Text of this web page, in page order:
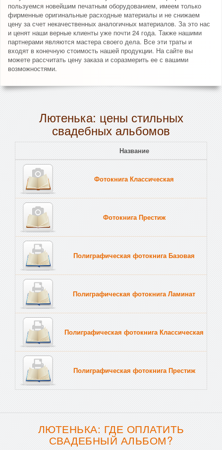
пользуемся новейшим печатным оборудованием, имеем только
фирменные оригинальные расходные материалы и не снижаем
цену за счет некачественных аналогичных материалов. За это нас
и ценят наши верные клиенты уже почти 24 года. Также нашими
партнерами являются мастера своего дела. Все эти траты и
входят в конечную стоимость нашей продукции. На сайте вы
можете рассчитать цену заказа и соразмерить ее с вашими
возможностями.
Лютенька: цены стильных
свадебных альбомов
Название
Фотокнига Классическая
Фотокнига Престиж
Полиграфическая фотокнига Базовая
Полиграфическая фотокнига Ламинат
Полиграфическая фотокнига Классическая
Полиграфическая фотокнига Престиж
ЛЮТЕНЬКА: ГДЕ ОПЛАТИТЬ
СВАДЕБНЫЙ АЛЬБОМ?